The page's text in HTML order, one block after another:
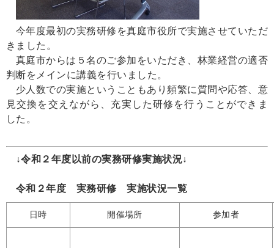
今年度最初の実務研修を真庭市役所で実施させていただ
きました。
真庭市からは５名のご参加をいただき、林業経営の適否
判断をメインに講義を行いました。
少人数での実施ということもあり頻繁に質問や応答、意
見交換を交えながら、充実した研修を行うことができま
した。
↓令和２年度以前の実務研修実施状況↓
令和２年度 実務研修 実施状況一覧
日時 開催場所 参加者